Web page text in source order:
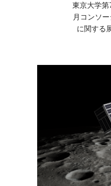
東京大学
月コンソ
に関する